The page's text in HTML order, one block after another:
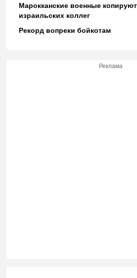
Марокканские военные
израильских коллег
Рекорд вопреки бойкотам
Реклама